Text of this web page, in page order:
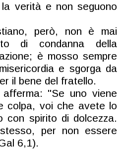
verità e non seguono
però, non è mai
di condanna della
è mosso sempre
e sgorgada
il bene del fratello.
"Se uno viene
colpa, voi che avete lo
con spirito di dolcezza.
per non
essere
6,1).